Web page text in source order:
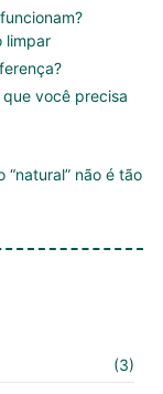
limpar
você precisa
não é tão
(3)